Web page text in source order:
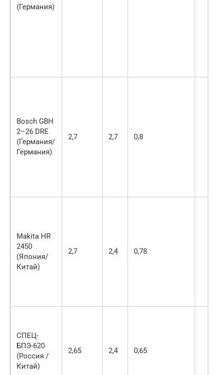
(Германия)
Bosch GBH
2–26 DRE
(Германия/
Германия)
2,7 2,7 0,8
Makita HR
2450
(Япония/
Китай)
2,7 2,4 0,78
СПЕЦ-
БПЭ-620
(Россия /
Китай)
2,65 2,4 0,65